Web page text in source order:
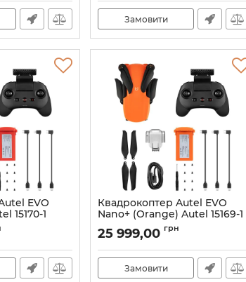
Замовити
EVO
15170-1
Квадрокоптер Autel EVO
Nano+ (Orange) Autel 15169-1
Артикул:21_11837/15169
25 999,00 грн
Замовити